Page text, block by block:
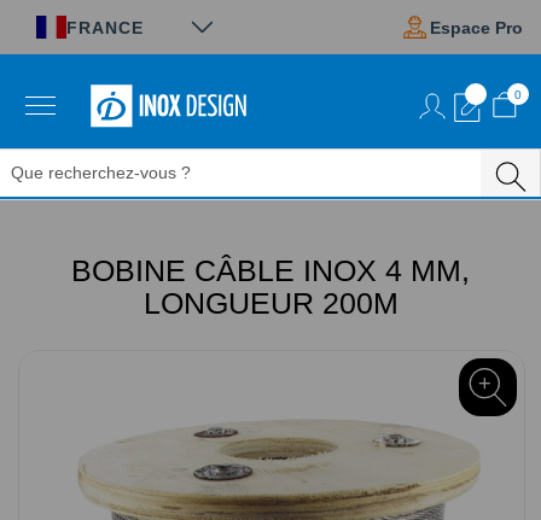
FRANCE Espace Pro
0
contenu
BOBINE CÂBLE INOX 4 MM,
LONGUEUR 200M
Panneau de gestion des cookies